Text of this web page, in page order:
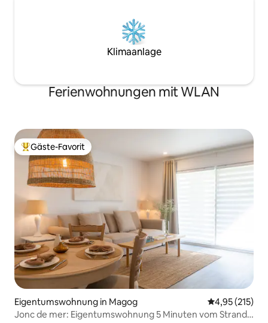
Klimaanlage
Ferienwohnungen mit WLAN
Beliebter Gäste-Favorit.
Gäste-Favorit
Eigentumswohnung in Magog
4,95 (215)
Jonc de mer: Eigentumswohnung 5 Minuten vom Strand